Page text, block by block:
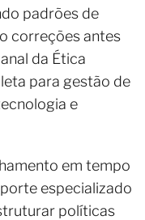
padrões de
correções antes
da Ética
para gestão de
e
em tempo
especializado
políticas